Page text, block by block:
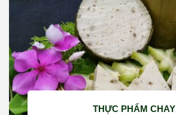
THỰC PHẨM CHAY